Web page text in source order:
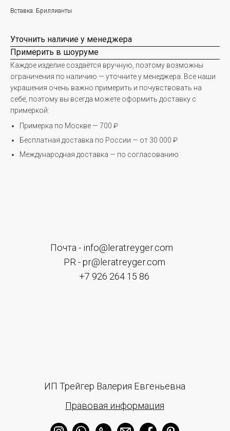
Вставка: Бриллианты
Уточнить наличие у менеджера
Примерить в шоуруме
Каждое изделие создаётся вручную, поэтому возможны
ограничения по наличию — уточните у менеджера. Все наши
украшения очень важно примерить и почувствовать на
себе, поэтому вы всегда можете оформить доставку с
примеркой:
Примерка по Москве — 700 ₽
Бесплатная доставка по России — от 30 000 ₽
Международная доставка — по согласованию
Почта - info@leratreyger.com
PR - pr@leratreyger.com
+7 926 264 15 86
персональных данных и соглашаетесь cполитикой в
ИП Трейгер Валерия Евгеньевна